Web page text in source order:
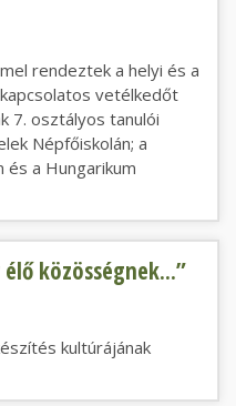
rendeztek a helyi és a
vetélkedőt
7. osztályos tanulói
Népfőiskolán; a
és a Hungarikum
közösségnek...”
kultúrájának